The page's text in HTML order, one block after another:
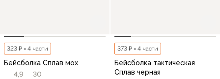
323 ₽ × 4 части
Бейсболка Сплав мох
4,9
30
373 ₽ × 4 части
Бейсболка тактическая
Сплав черная